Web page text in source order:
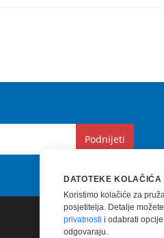
Podnijeti
DATOTEKE KOLAČIĆA
Koristimo kolačiće za
posjetitelja. Detalje
privatnosti i odabrati
odgovaraju.